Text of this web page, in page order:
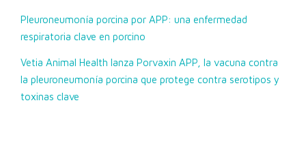
Pleuroneumonía porcina por APP: una enfermedad
respiratoria clave en porcino
Vetia Animal Health lanza Porvaxin APP, la vacuna contra
la pleuroneumonía porcina que protege contra serotipos y
toxinas clave